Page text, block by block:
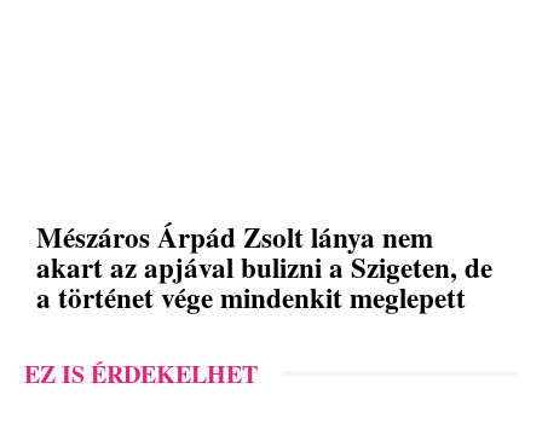
Mészáros Árpád Zsolt lánya nem
akart az apjával bulizni a Szigeten, de
a történet vége mindenkit meglepett
EZ IS ÉRDEKELHET